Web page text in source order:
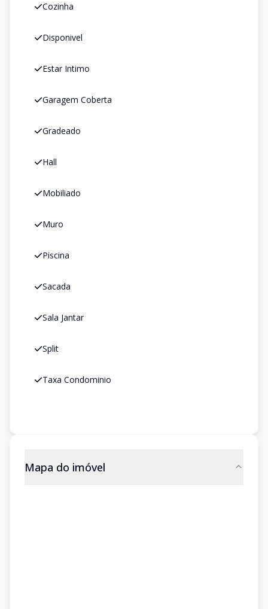
Cozinha
Disponivel
Estar Intimo
Garagem Coberta
Gradeado
Hall
Mobiliado
Muro
Piscina
Sacada
Sala Jantar
Split
Taxa Condominio
Mapa do imóvel